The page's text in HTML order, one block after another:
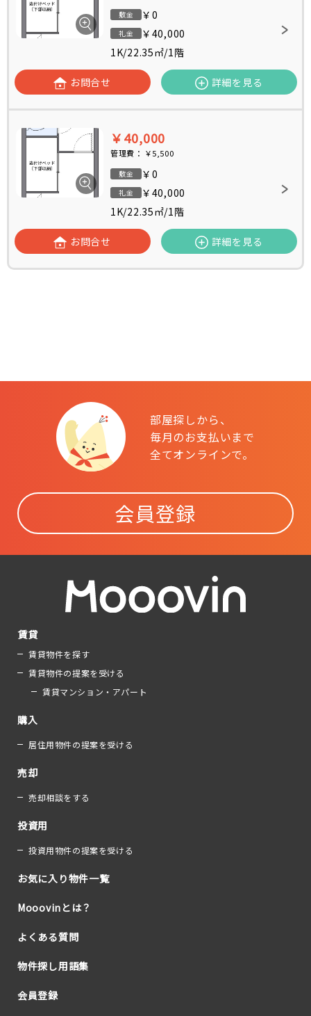
敷金 ￥0
礼金
￥40,000
1K/22.35㎡/1階
お問合せ 詳細を見る
￥40,000
管理費： ￥5,500
敷金 ￥0
礼金
￥40,000
1K/22.35㎡/1階
お問合せ 詳細を見る
部屋探しから、
毎月のお支払いまで
全てオンラインで。
会員登録
賃貸
賃貸物件を探す
賃貸物件の提案を受ける
賃貸マンション・アパート
購入
居住用物件の提案を受ける
売却
売却相談をする
投資用
投資用物件の提案を受ける
お気に入り物件一覧
Mooovinとは？
よくある質問
物件探し用語集
会員登録